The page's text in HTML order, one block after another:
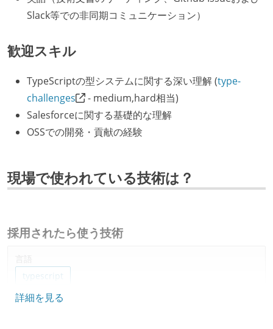
Slack等での非同期コミュニケーション）
歓迎スキル
TypeScriptの型システムに関する深い理解 (type-
challenges
- medium,hard相当)
Salesforceに関する基礎的な理解
OSSでの開発・貢献の経験
現場で使われている技術は？
採用されたら使う技術
言語
typescript
フレームワーク
詳細を見る